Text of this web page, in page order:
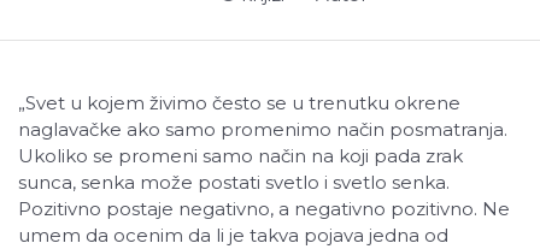
„Svet u kojem živimo često se u trenutku okrene
naglavačke ako samo promenimo način posmatranja.
Ukoliko se promeni samo način na koji pada zrak
sunca, senka može postati svetlo i svetlo senka.
Pozitivno postaje negativno, a negativno pozitivno. Ne
umem da ocenim da li je takva pojava jedna od